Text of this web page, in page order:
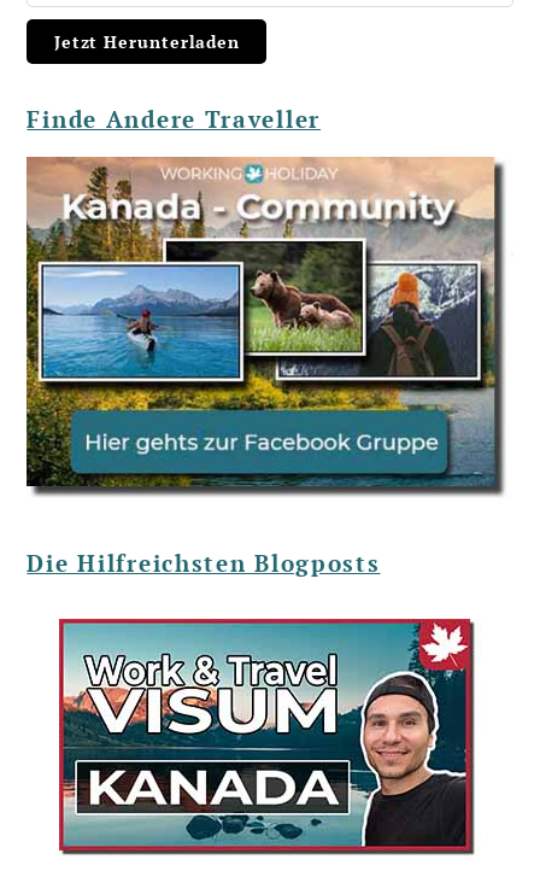
Finde Andere Traveller
Die Hilfreichsten Blogposts